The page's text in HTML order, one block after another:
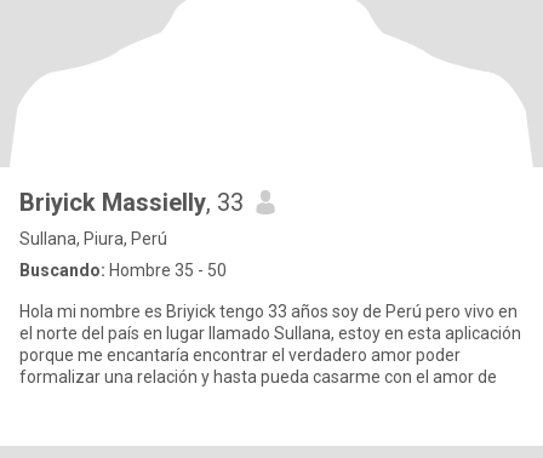
Briyick Massielly, 33
Sullana, Piura, Perú
Buscando: Hombre 35 - 50
Hola mi nombre es Briyick tengo 33 años soy de Perú pero vivo en
el norte del país en lugar llamado Sullana, estoy en esta aplicación
porque me encantaría encontrar el verdadero amor poder
formalizar una relación y hasta pueda casarme con el amor de